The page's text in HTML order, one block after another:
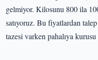
gelmiyor. Kilosunu 800 ila
satıyoruz. Bu fiyatlardan
tazesi varken pahalıya